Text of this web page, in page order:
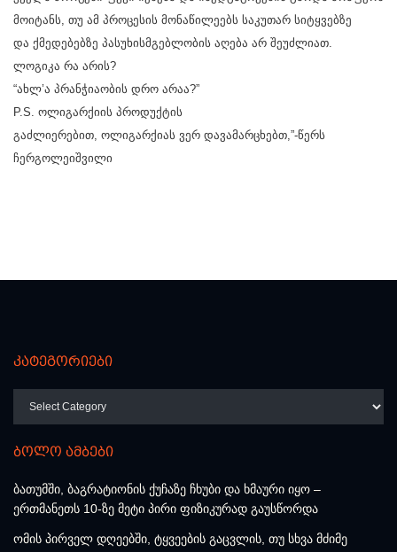
მოიტანს, თუ ამ პროცესის მონაწილეებს საკუთარ სიტყვებზე
და ქმედებებზე პასუხისმგებლობის აღება არ შეუძლიათ.
ლოგიკა რა არის?
“ახლ’ა პრანჭიაობის დრო არაა?”
P.S. ოლიგარქიის პროდუქტის
გაძლიერებით, ოლიგარქიას ვერ დავამარცხებთ,”-წერს
ჩერგოლეიშვილი
კატეგორიები
ბოლო ამბები
ბათუმში, ბაგრატიონის ქუჩაზე ჩხუბი და ხმაური იყო –
ერთმანეთს 10-ზე მეტი პირი ფიზიკურად გაუსწორდა
ომის პირველ დღეებში, ტყვეების გაცვლის, თუ სხვა მძიმე